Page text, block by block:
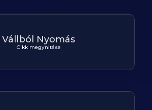
Vállból Nyomás
Cikk megynitása